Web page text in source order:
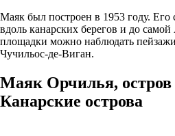
Маяк был построен в 1953 году. Его
вдоль канарских берегов и до
площадки можно наблюдать
Чучильос-де-Виган.
Маяк Орчилья,
Канарские острова